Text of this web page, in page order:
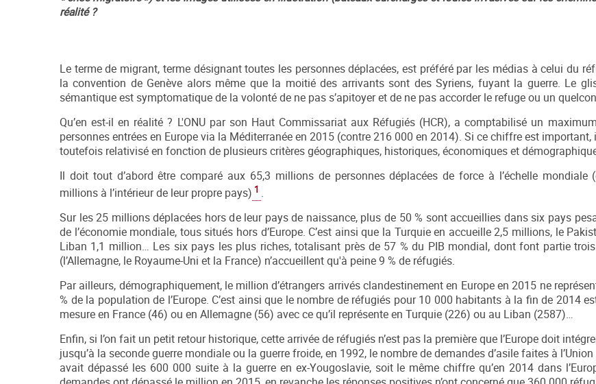
réalité ?
Le terme de migrant, terme désignant toutes les personnes déplacées, est préféré par les médias à celui du
la convention de Genève alors même que la moitié des arrivants sont des Syriens, fuyant la guerre. Le
sémantique est symptomatique de la volonté de ne pas s’apitoyer et de ne pas accorder le refuge ou un
Qu’en est-il en réalité ? L'ONU par son Haut Commissariat aux Réfugiés (HCR), a comptabilisé un
personnes entrées en Europe via la Méditerranée en 2015 (contre 216 000 en 2014). Si ce chiffre est important,
toutefois relativisé en fonction de plusieurs critères géographiques, historiques, économiques et
Il doit tout d’abord être comparé aux 65,3 millions de personnes déplacées de force à l’échelle mondiale
millions à l’intérieur de leur propre pays) 1 .
Sur les 25 millions déplacées hors de leur pays de naissance, plus de 50 % sont accueillies dans six pays
de l’économie mondiale, tous situés hors d’Europe. C’est ainsi que la Turquie en accueille 2,5 millions, le
Liban 1,1 million… Les six pays les plus riches, totalisant près de 57 % du PIB mondial, dont font partie
(l’Allemagne, le Royaume-Uni et la France) n’accueillent qu'à peine 9 % de réfugiés.
Par ailleurs, démographiquement, le million d’étrangers arrivés clandestinement en Europe en 2015 ne
% de la population de l’Europe. C’est ainsi que le nombre de réfugiés pour 10 000 habitants à la fin de 2014
mesure en France (46) ou en Allemagne (56) avec ce qu’il représente en Turquie (226) ou au Liban (2587)…
Enfin, si l’on fait un petit retour historique, cette arrivée de réfugiés n’est pas la première que l’Europe doit
jusqu’à la seconde guerre mondiale ou la guerre froide, en 1992, le nombre de demandes d’asile faites à
avait dépassé les 600 000 suite à la guerre en ex-Yougoslavie, soit le même chiffre qu’en 2014 dans